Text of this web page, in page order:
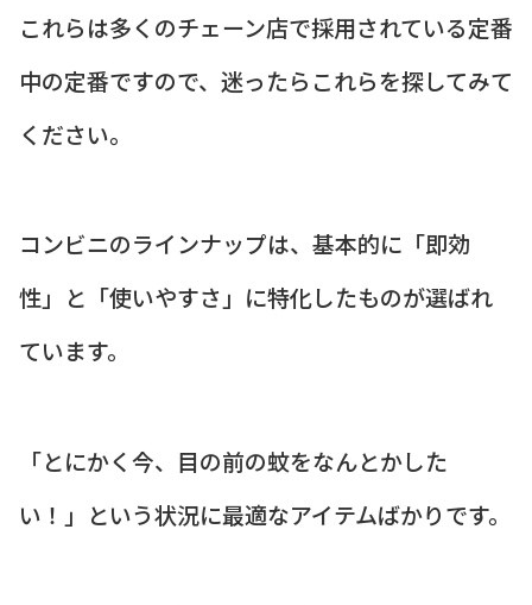
これらは多くのチェーン店で採用されている定番
中の定番ですので、迷ったらこれらを探してみて
ください。
コンビニのラインナップは、基本的に「即効
性」と「使いやすさ」に特化したものが選ばれ
ています。
「とにかく今、目の前の蚊をなんとかした
い！」という状況に最適なアイテムばかりです。